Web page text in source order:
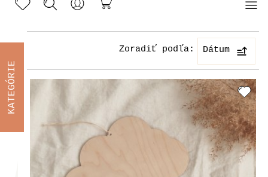
Zoradiť podľa: Dátum
KATEGÓRIE